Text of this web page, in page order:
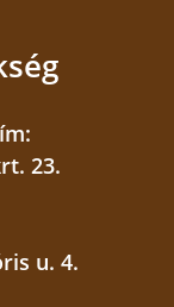
a
23.
u. 4.